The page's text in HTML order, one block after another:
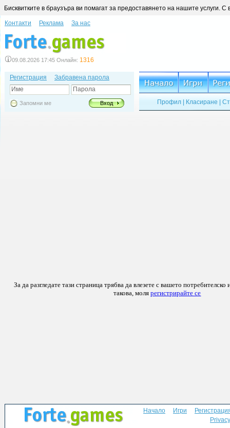
Бисквитките в браузъра ви помагат за предоставянето на нашите услуги.
Контакти Реклама За нас
09.08.2026 17:45 Онлайн: 1316
Регистрация
Забравена парола
Име
Парола
Запомни ме Вход Профил Класиране
За да разгледате тази страница трябва да влезете с вашето
такова, молярегистрирайте се
Начало Игри